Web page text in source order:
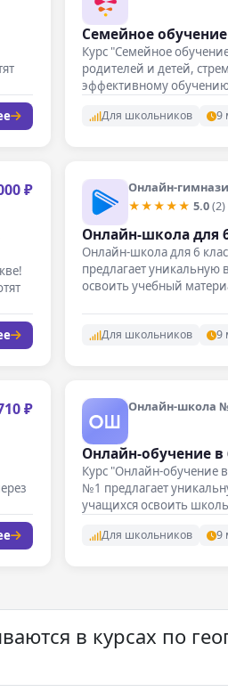
Семейное обучение
Курс "Семейное
родителей и детей,
эффективному
Для школьников 9
₽
Онлайн-
★★★★★ 5.0(2)
Онлайн-школа для
Онлайн-школа для 6
предлагает
освоить учебный
Для школьников 9
₽ Онлайн-школа
Онлайн‑обучение в
Курс "Онлайн-обучение
№1 предлагает
учащихся освоить
Для школьников 9
в курсах по